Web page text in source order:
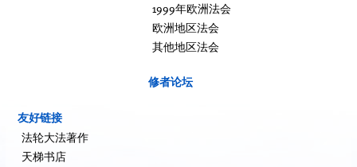
1999年欧洲法会
欧洲地区法会
其他地区法会
修者论坛
友好链接
法轮大法著作
天梯书店